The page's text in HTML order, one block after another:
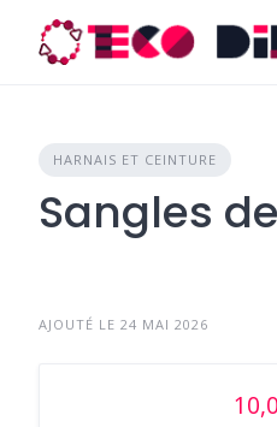
content
HARNAIS ET CEINTURE
Sangles
AJOUTÉ LE 24 MAI 2026